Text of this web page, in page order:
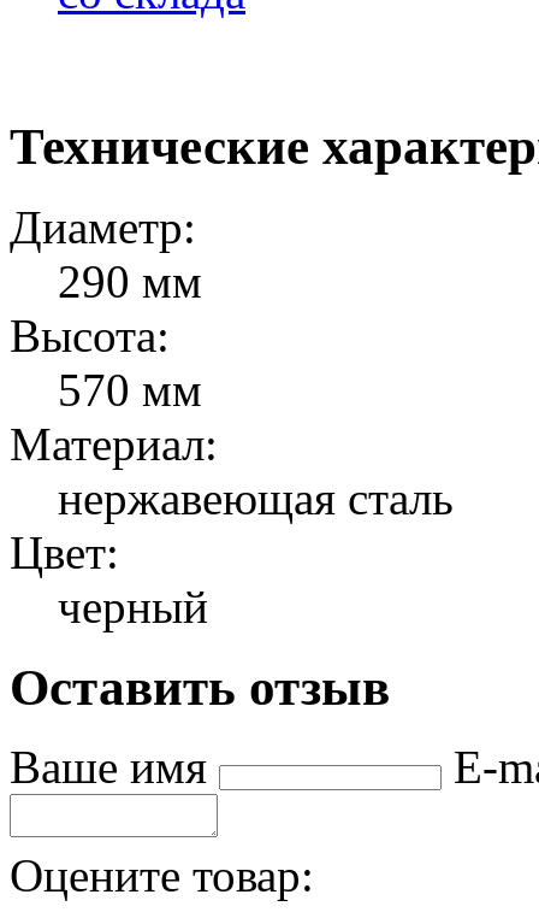
Технические
Диаметр:
290 мм
Высота:
570 мм
Материал:
нержавеющая сталь
Цвет:
черный
Оставить отзыв
Ваше имя E-
Оцените товар: